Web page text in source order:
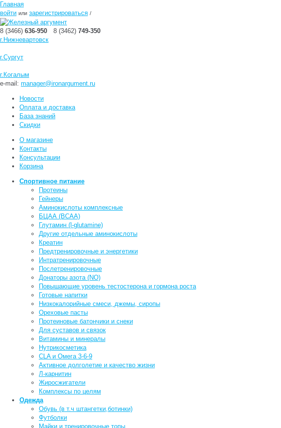
Главная
войти или зарегистрироваться /
8 (3466) 636-950 8 (3462) 749-350
г.Нижневартовск
г.Сургут
г.Когалым
e-mail: manager@ironargument.ru
Новости
Оплата и доставка
База знаний
Скидки
О магазине
Контакты
Консультации
Корзина
Спортивное питание
Протеины
Гейнеры
Аминокислоты комплексные
БЦАА (BCAA)
Глутамин (l-glutamine)
Другие отдельные аминокислоты
Креатин
Предтренировочные и энергетики
Интратренировочные
Послетренировочные
Донаторы азота (NO)
Повышающие уровень тестостерона и гормона роста
Готовые напитки
Низкокалорийные смеси, джемы, сиропы
Ореховые пасты
Протеиновые батончики и снеки
Для суставов и связок
Витамины и минералы
Нутрикосметика
CLA и Омега 3-6-9
Активное долголетие и качество жизни
Л-карнитин
Жиросжигатели
Комплексы по целям
Одежда
Обувь (в т.ч штангетки,ботинки)
Футболки
Майки и тренировочные топы